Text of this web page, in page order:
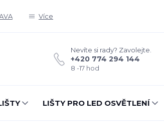
Více
Nevíte si rady? Zavolejte.
+420 774 294 144
8 -17 hod
LIŠTY PRO LED OSVĚTLENÍ
designu?